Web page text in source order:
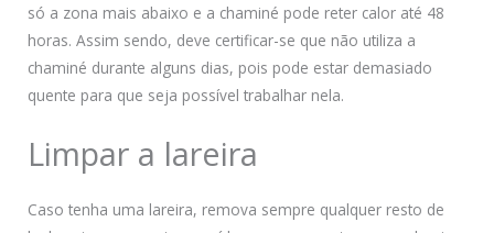
só a zona mais abaixo e a chaminé pode reter calor até 48
horas. Assim sendo, deve certificar-se que não utiliza a
chaminé durante alguns dias, pois pode estar demasiado
quente para que seja possível trabalhar nela.
Limpar a lareira
Caso tenha uma lareira, remova sempre qualquer resto de